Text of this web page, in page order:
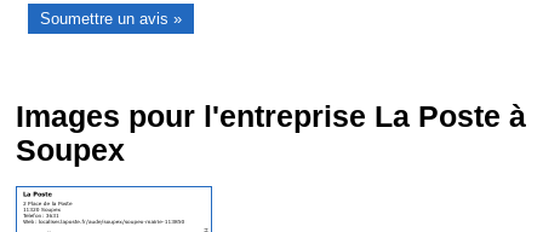
Images pour l'entreprise La Poste à
Soupex